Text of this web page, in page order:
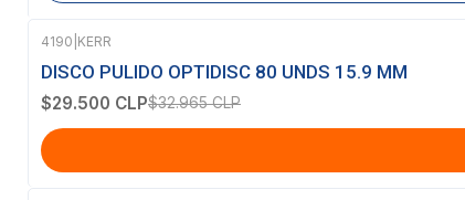
-11%OFF
4190 KERR
DISCO PULIDO OPTIDISC 80 UNDS 15.9 MM
$29.500 CLP$32.965 CLP